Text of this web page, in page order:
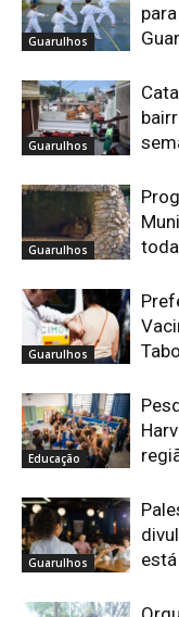
Guarulhos
Guarulhos
Guarulhos
Guarulhos
Educação
Guarulhos